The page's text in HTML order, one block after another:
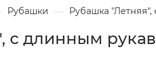
Рубашки — Рубашка
с длинным